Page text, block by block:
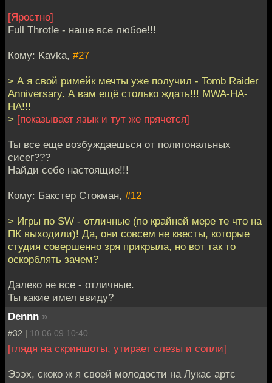
[Яростно]
Full Throtle - наше все любое!!!
Кому: Kavka, #27
> А я свой римейк мечты уже получил - Tomb Raider
Anniversary. А вам ещё столько ждать!!! MWA-HA-
HA!!!
> [показывает язык и тут же прячется]
Ты все еще возбуждаешься от полигональных
сисег???
Найди себе настоящие!!!
Кому: Бакстер Стокман, #12
> Игры по SW - отличные (по крайней мере те что на
ПК выходили)! Да, они совсем не квесты, которые
студия совершенно зря прикрыла, но вот так то
оскорблять зачем?
Далеко не все - отличные.
Ты какие имел ввиду?
Dennn »
#32 | 10.06.09 10:40
[глядя на скриншоты, утирает слезы и сопли]
Эээх, скоко ж я своей молодости на Лукас артс